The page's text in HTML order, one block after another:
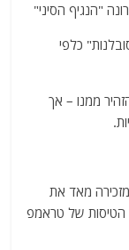
"הנגיף הסיני"
כלפי
ממנו – אך
מאד את
הטיסות של טראמפ